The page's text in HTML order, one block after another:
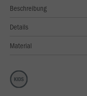
Beschreibung
Details
Material